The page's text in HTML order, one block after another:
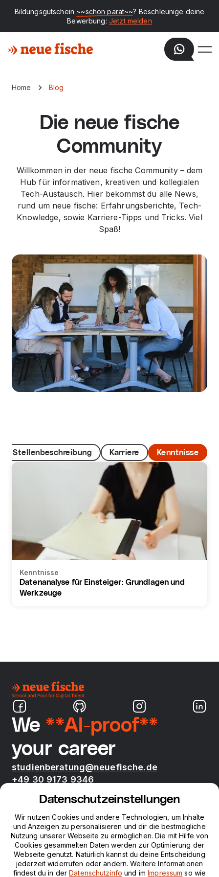
Bildungsgutschein ~~schon parat~~? Beschleunige deine
Bewerbung: Jetzt melden
Home Blog
Die neue fische
Community
Willkommen in der neue fische Community – dem
Hub für informativen, kreativen und kollegialen
Tech-Austausch. Hier bekommst du alle News,
rund um neue fische: Erfahrungsberichte, Tech-
Knowledge, sowie Karriere-Tipps und Tricks. Viel
Spaß!
Stellenbeschreibung Karriere Kenntnisse
Kenntnisse
Datenanalyse für Einsteiger: Grundlagen und
Werkzeuge
We **AI-proof**
your career
studienberatung@neuefische.de
+49 30 9173 9346
neue fische
Ressourcen
Datenschutzeinstellungen
Wir nutzen Cookies und andere Technologien, um Inhalte
und Anzeigen zu personalisieren und dir die bestmögliche
Nutzung unserer Webseite zu ermöglichen. Die mit Hilfe von
Cookies gesammelten Daten werden zur Optimierung der
Webseite genutzt. Natürlich kannst du deine Entscheidung
jederzeit widerrufen oder ändern. Weitere Informationen
findest du in derDatenschutzinfo und imImpressum so wie